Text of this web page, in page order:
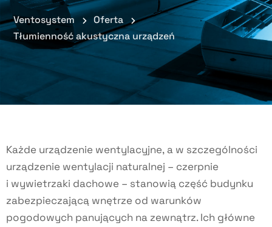
Ventosystem
Oferta
Tłumienność akustyczna urządzeń
Każde urządzenie wentylacyjne, a w szczególności
urządzenie wentylacji naturalnej – czerpnie
i wywietrzaki dachowe – stanowią część budynku
zabezpieczającą wnętrze od warunków
pogodowych panujących na zewnątrz. Ich główne